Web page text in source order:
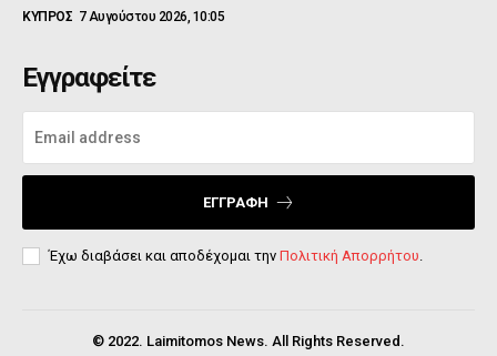
ΚΥΠΡΟΣ 7 Αυγούστου 2026, 10:05
Εγγραφείτε
ΕΓΓΡΑΦΉ
Έχω διαβάσει και αποδέχομαι την Πολιτική Απορρήτου
© 2022. Laimitomos News. All Rights Reserved.